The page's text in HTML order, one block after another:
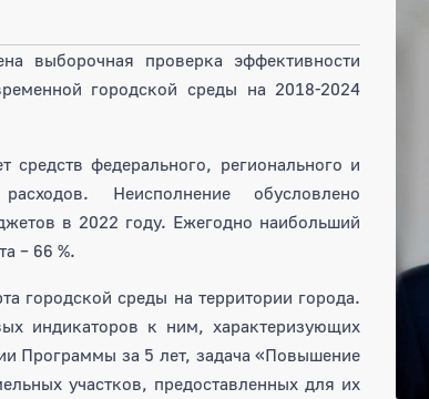
выборочная проверка эффективности
городской среды на 2018-2024
федерального, регионального и
Неисполнение обусловлено
в 2022 году. Ежегодно наибольший
– 66 %.
городской среды на территории города.
индикаторов к ним, характеризующих
Программы за 5 лет, задача «Повышение
участков, предоставленных для их